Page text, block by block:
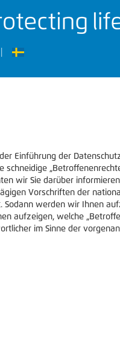
Einführung der
wir Sie darüber
Vorschriften der
werden wir Ihnen
aufzeigen, welche
im Sinne der